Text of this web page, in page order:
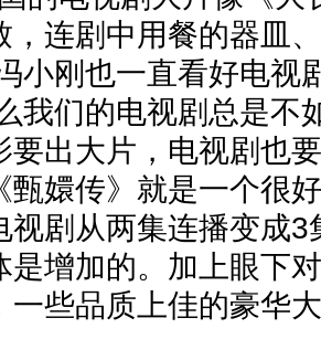
，连剧中用餐的器皿
小刚也一直看好电视
我们的电视剧总是不
要出大片，电视剧也
甄嬛传》就是一个很
视剧从两集连播变成
是增加的。加上眼下
一些品质上佳的豪华